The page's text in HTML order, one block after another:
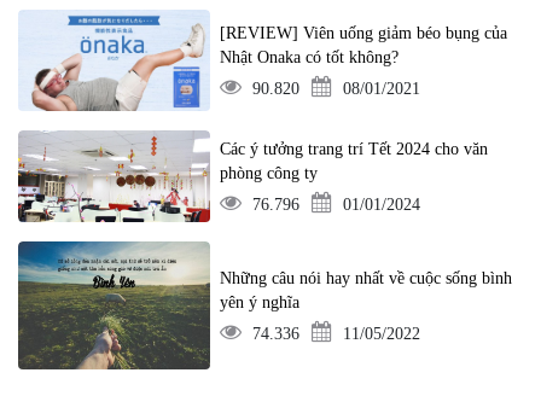
[REVIEW] Viên uống giảm béo bụng của
Nhật Onaka có tốt không?
90.820
08/01/2021
Các ý tưởng trang trí Tết 2024 cho văn
phòng công ty
76.796
01/01/2024
Những câu nói hay nhất về cuộc sống bình
yên ý nghĩa
74.336
11/05/2022